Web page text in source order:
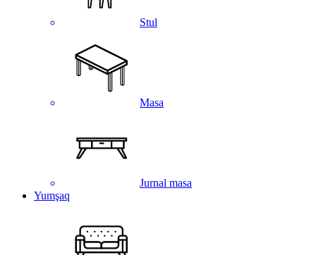
Stul
Masa
Jurnal masa
Yumşaq